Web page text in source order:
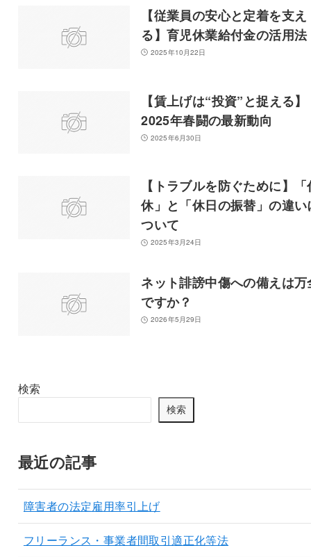
【従業員の安心と定着を支え
る】育児休業給付金の活用法
2025年10月22日
【賃上げは“投資”と捉える】
2025年春闘の最新動向
2025年6月30日
【トラブルを防ぐために】「
休」と「休日の振替」の違い
ついて
2025年3月24日
ネット誹謗中傷への備えは万
ですか？
2026年5月29日
検索
検索
最近の記事
障害者の法定雇用率引上げ
フリーランス・事業者間取引適正化等法